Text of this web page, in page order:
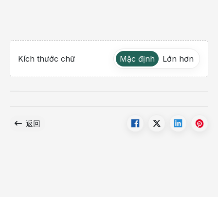
Kích thước chữ Mặc định Lớn hơn
返回